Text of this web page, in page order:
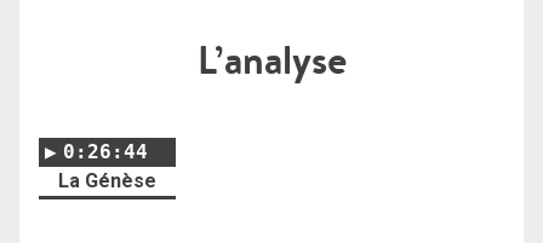
L’analyse
0:26:44
La Génèse